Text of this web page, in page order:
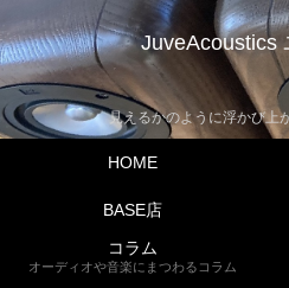
見えるかのように浮かび上
HOME
BASE店
コラム
オーディオや音楽にまつわるコラム